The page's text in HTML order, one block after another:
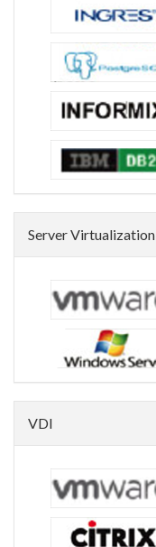
Server Virtualization
VDI